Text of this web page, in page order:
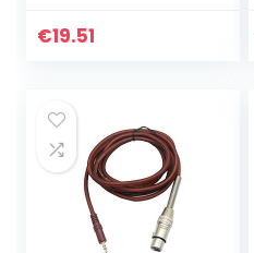
€19.51